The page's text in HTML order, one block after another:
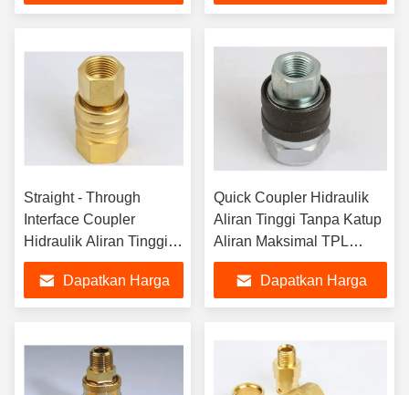
Straight - Through
Interface Coupler
Hidraulik Aliran Tinggi
Manual Tipe ST Series
Dapatkan Harga
Quick Coupler Hidraulik
Aliran Tinggi Tanpa Katup
Aliran Maksimal TPL
Penurunan Tekanan
MinimalDapatkan Harga